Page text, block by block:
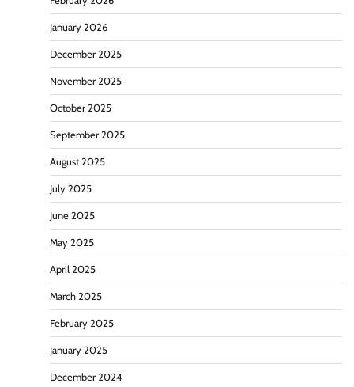
January 2026
December 2025
November 2025
October 2025
September 2025
August 2025
July 2025
June 2025
May 2025
April 2025
March 2025
February 2025
January 2025
December 2024